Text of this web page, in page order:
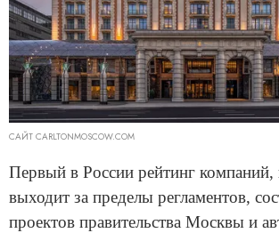
САЙТ CARLTONMOSCOW.COM
Первый в России рейтинг компаний,
выходит за пределы регламентов,
проектов правительства Москвы и